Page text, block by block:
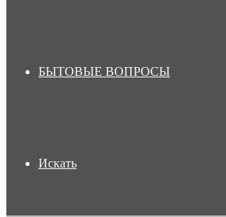
БЫТОВЫЕ ВОПРОСЫ
Искать